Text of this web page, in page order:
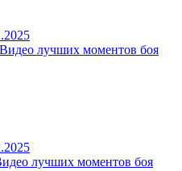
лучших моментов боя
лучших моментов боя